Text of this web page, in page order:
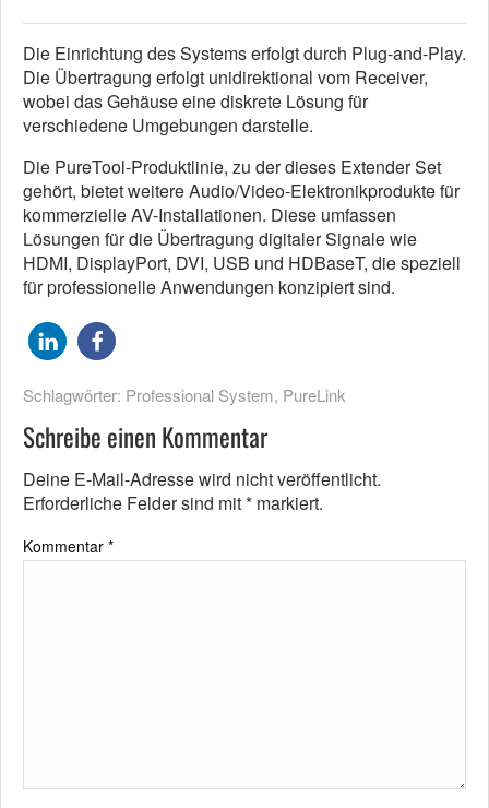
Die Einrichtung des Systems erfolgt durch Plug-and-Play.
Die Übertragung erfolgt unidirektional vom Receiver,
wobei das Gehäuse eine diskrete Lösung für
verschiedene Umgebungen darstelle.
Die PureTool-Produktlinie, zu der dieses Extender Set
gehört, bietet weitere Audio/Video-Elektronikprodukte für
kommerzielle AV-Installationen. Diese umfassen
Lösungen für die Übertragung digitaler Signale wie
HDMI, DisplayPort, DVI, USB und HDBaseT, die speziell
für professionelle Anwendungen konzipiert sind.
Schlagwörter: Professional System, PureLink
Schreibe einen Kommentar
Deine E-Mail-Adresse wird nicht veröffentlicht.
Erforderliche Felder sind mit* markiert.
Kommentar *